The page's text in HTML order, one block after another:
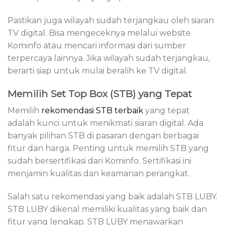
Pastikan juga wilayah sudah terjangkau oleh siaran
TV digital. Bisa mengeceknya melalui website
Kominfo atau mencari informasi dari sumber
terpercaya lainnya. Jika wilayah sudah terjangkau,
berarti siap untuk mulai beralih ke TV digital.
Memilih Set Top Box (STB) yang Tepat
Memilih rekomendasi STB terbaik yang tepat
adalah kunci untuk menikmati siaran digital. Ada
banyak pilihan STB di pasaran dengan berbagai
fitur dan harga. Penting untuk memilih STB yang
sudah bersertifikasi dari Kominfo. Sertifikasi ini
menjamin kualitas dan keamanan perangkat.
Salah satu rekomendasi yang baik adalah STB LUBY.
STB LUBY dikenal memiliki kualitas yang baik dan
fitur yang lengkap. STB LUBY menawarkan